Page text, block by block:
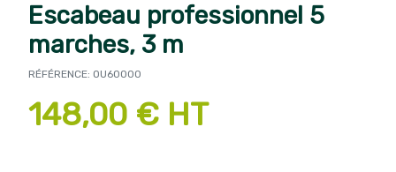
Escabeau professionnel 5
marches, 3 m
RÉFÉRENCE: OU60000
148,00 € HT